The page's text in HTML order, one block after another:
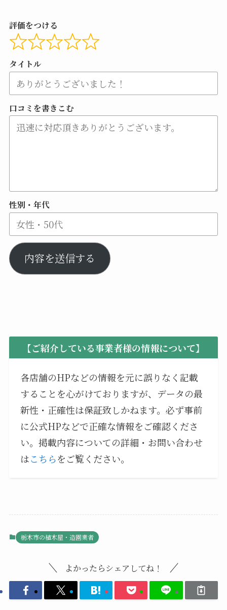
評価をつける
タイトル
口コミを書きこむ
性別・年代
内容を送信する
【ご紹介している事業者様の情報について】
各店舗のHPなどの情報を元に誤りなく記載
することを心がけておりますが、データの最
新性・正確性は保証致しかねます。必ず事前
に公式HPなどで正確な情報をご確認くださ
い。掲載内容についての詳細・お問い合わせ
はこちらをご覧ください。
栃木市の植木屋・造園業者
よかったらシェアしてね！